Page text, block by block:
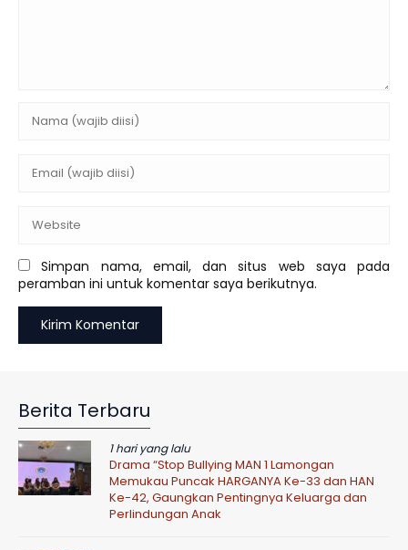
Simpan nama, email, dan situs web saya pada
peramban ini untuk komentar saya berikutnya.
Berita Terbaru
1 hari yang lalu
Drama “Stop Bullying MAN 1 Lamongan
Memukau Puncak HARGANYA Ke-33 dan HAN
Ke-42, Gaungkan Pentingnya Keluarga dan
Perlindungan Anak